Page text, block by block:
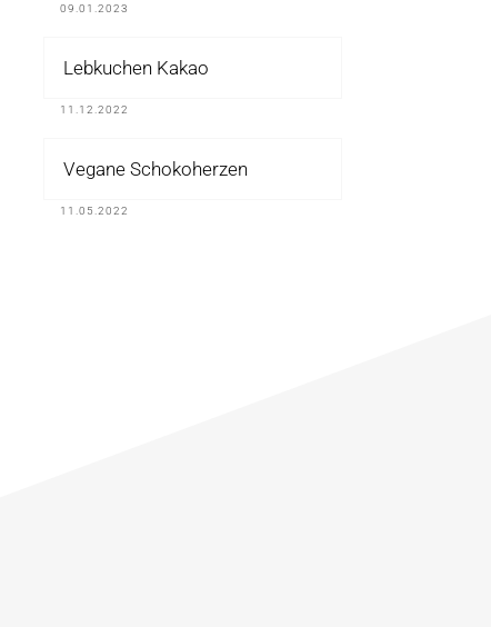
09.01.2023
Lebkuchen Kakao
11.12.2022
Vegane Schokoherzen
11.05.2022